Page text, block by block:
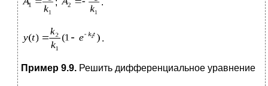
.
Пример 9.9. Решить дифференциальное уравнение